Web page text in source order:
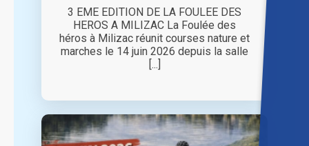
3 EME EDITION DE LA FOULEE DES
HEROS A MILIZAC La Foulée des
héros à Milizac réunit courses nature et
marches le 14 juin 2026 depuis la salle
[...]